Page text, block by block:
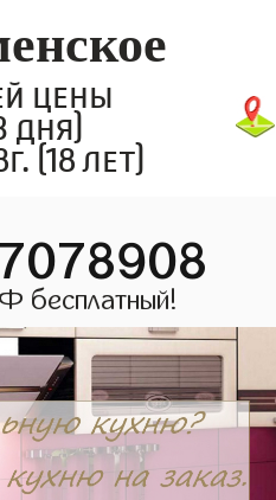
цены
дня)
(18 лет)
бесплатный!